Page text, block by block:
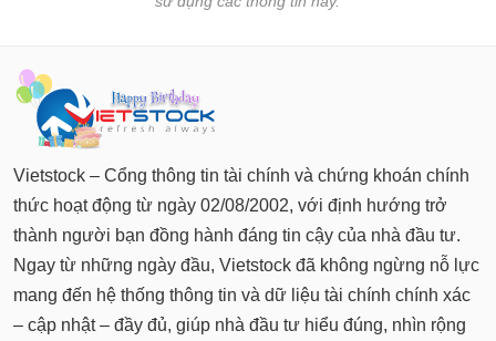
Vietstock – Cổng thông tin tài chính và chứng khoán chính
thức hoạt động từ ngày 02/08/2002, với định hướng trở
thành người bạn đồng hành đáng tin cậy của nhà đầu tư.
Ngay từ những ngày đầu, Vietstock đã không ngừng nỗ lực
mang đến hệ thống thông tin và dữ liệu tài chính chính xác
– cập nhật – đầy đủ, giúp nhà đầu tư hiểu đúng, nhìn rộng